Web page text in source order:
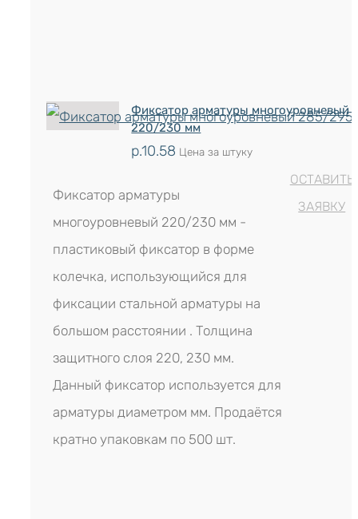
Фиксатор арматуры многоуровневый
220/230 мм
р.10.58 Цена за штуку
Фиксатор арматуры
многоуровневый 220/230 мм -
пластиковый фиксатор в форме
колечка, использующийся для
фиксации стальной арматуры на
большом расстоянии . Толщина
защитного слоя 220, 230 мм.
Данный фиксатор используется для
арматуры диаметром мм. Продаётся
кратно упаковкам по 500 шт.
ОСТАВИТЬ
ЗАЯВКУ